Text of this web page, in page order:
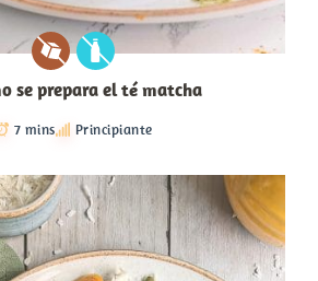
se prepara el té matcha
7 mins Principiante